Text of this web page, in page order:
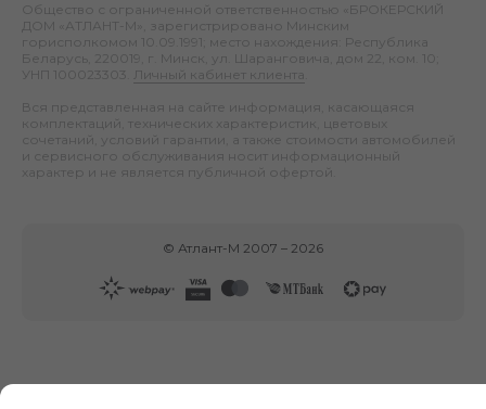
Общество с ограниченной ответственностью «БРОКЕРСКИЙ
ДОМ «АТЛАНТ-М», зарегистрировано Минским
горисполкомом 10.09.1991; место нахождения: Республика
Беларусь, 220019, г. Минск, ул. Шаранговича, дом 22, ком. 10;
УНП 100023303.
Личный кабинет клиента
Вся представленная на сайте информация, касающаяся
комплектаций, технических характеристик, цветовых
сочетаний, условий гарантии, а также стоимости автомобилей
и сервисного обслуживания носит информационный
характер и не является публичной офертой.
© Атлант-М 2007 – 2026